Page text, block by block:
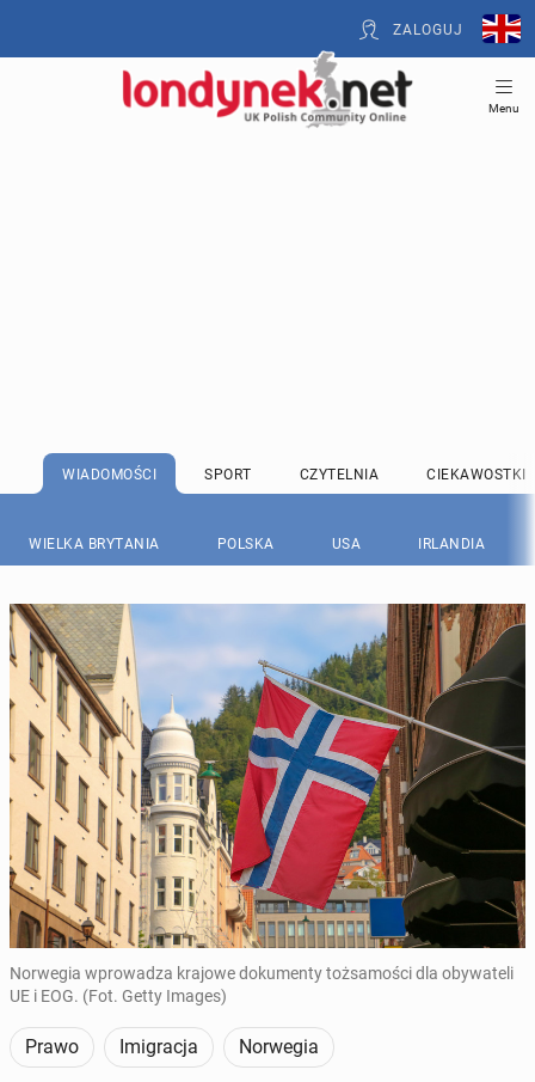
ZALOGUJ
Menu
WIADOMOŚCI SPORT CZYTELNIA CIEKAWOSTKI
WIELKA BRYTANIA POLSKA USA IRLANDIA
Norwegia wprowadza krajowe dokumenty tożsamości dla obywateli
UE i EOG. (Fot. Getty Images)
Prawo Imigracja Norwegia